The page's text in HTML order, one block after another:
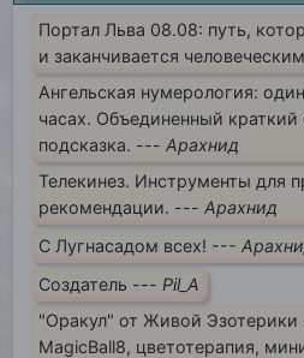
Портал Льва 08.08: путь,
и заканчивается
Ангельская нумерология:
часах. Объединенный краткий
подсказка. --- Арахнид
Телекинез. Инструменты для
рекомендации. --- Арахнид
С Лугнасадом всех! ---
Создатель --- Pil_A
"Оракул" от Живой Эзотерики
MagicBall8, цветотерапия,